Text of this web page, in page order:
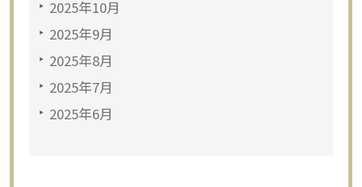
2025年10月
2025年9月
2025年8月
2025年7月
2025年6月